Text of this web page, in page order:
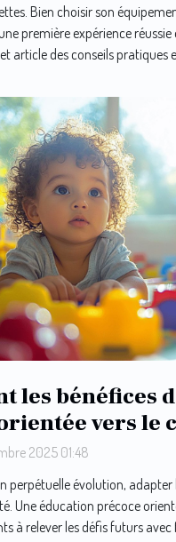
Bien choisir son
première expérience réussie
article des conseils pratiques
les bénéfices
vers le
2025 01:48
perpétuelle évolution, adapter
Une éducation précoce
à relever les défis futurs